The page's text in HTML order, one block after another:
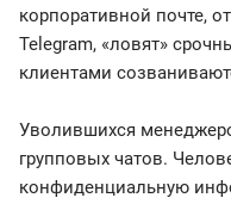
корпоративной почте,
Telegram, «ловят»
клиентами
Уволившихся
групповых чатов.
конфиденциальную